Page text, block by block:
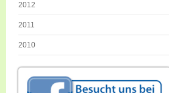
2012
2011
2010